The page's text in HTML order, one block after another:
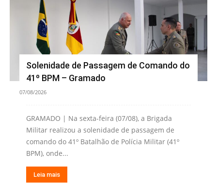
Solenidade de Passagem de Comando do
41º BPM – Gramado
07/08/2026
GRAMADO | Na sexta-feira (07/08), a Brigada
Militar realizou a solenidade de passagem de
comando do 41º Batalhão de Polícia Militar (41º
BPM), onde...
Leia mais